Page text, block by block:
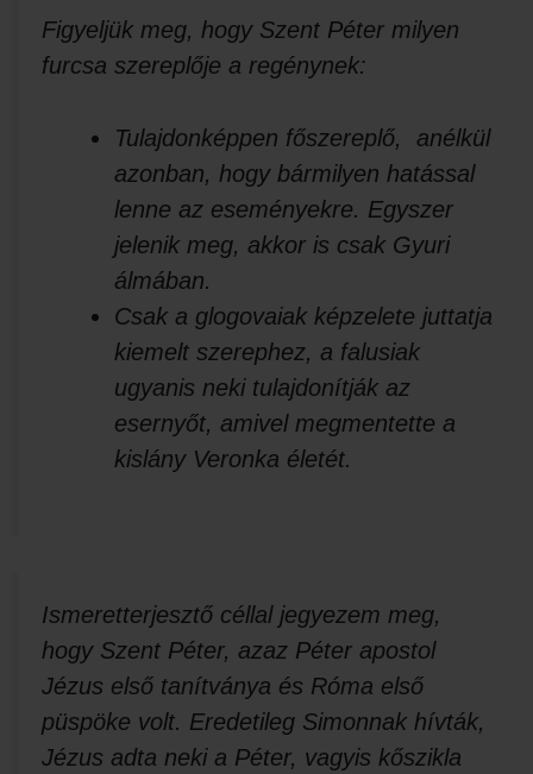
Figyeljük meg, hogy Szent Péter milyen
furcsa szereplője a regénynek:
Tulajdonképpen főszereplő, anélkül
azonban, hogy bármilyen hatással
lenne az eseményekre. Egyszer
jelenik meg, akkor is csak Gyuri
álmában.
Csak a glogovaiak képzelete juttatja
kiemelt szerephez, a falusiak
ugyanis neki tulajdonítják az
esernyőt, amivel megmentette a
kislány Veronka életét.
Ismeretterjesztő céllal jegyezem meg,
hogy Szent Péter, azaz Péter apostol
Jézus első tanítványa és Róma első
püspöke volt. Eredetileg Simonnak hívták,
Jézus adta neki a Péter, vagyis kőszikla